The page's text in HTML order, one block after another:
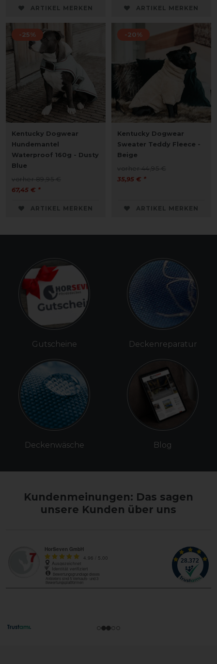
ARTIKEL MERKEN ARTIKEL MERKEN
-25%
Kentucky Dogwear
Hundemantel
Waterproof 160g - Dusty
Blue
vorher 89,95 €
67,45 € *
ARTIKEL MERKEN
-20%
Kentucky Dogwear
Sweater Teddy Fleece -
Beige
vorher 44,95 €
35,95 € *
ARTIKEL MERKEN
Gutscheine
Deckenwäsche
Deckenreparatur
Blog
Kundenmeinungen: Das sagen
unsere Kunden über uns